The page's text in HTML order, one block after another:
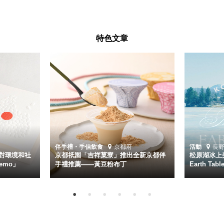
特色文章
環境和社
」
伴手禮・手信飲食 京都府
京都祇園「吉祥菓寮」推出全新京都伴
手禮推薦——黃豆粉布丁
活動 長
松原湖冰
Earth